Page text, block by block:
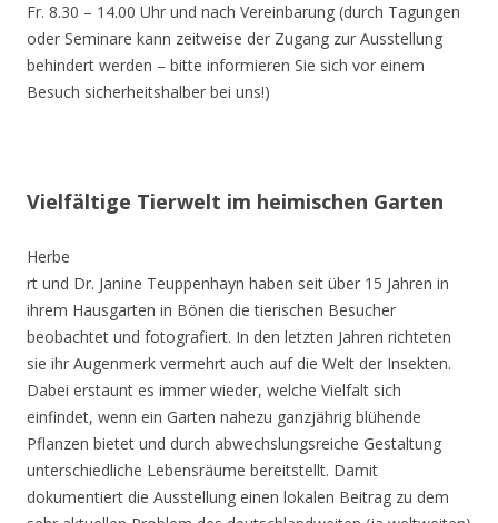
Fr. 8.30 – 14.00 Uhr und nach Vereinbarung (durch Tagungen
oder Seminare kann zeitweise der Zugang zur Ausstellung
behindert werden – bitte informieren Sie sich vor einem
Besuch sicherheitshalber bei uns!)
Vielfältige Tierwelt im heimischen Garten
Herbe
rt und Dr. Janine Teuppenhayn haben seit über 15 Jahren in
ihrem Hausgarten in Bönen die tierischen Besucher
beobachtet und fotografiert. In den letzten Jahren richteten
sie ihr Augenmerk vermehrt auch auf die Welt der Insekten.
Dabei erstaunt es immer wieder, welche Vielfalt sich
einfindet, wenn ein Garten nahezu ganzjährig blühende
Pflanzen bietet und durch abwechslungsreiche Gestaltung
unterschiedliche Lebensräume bereitstellt. Damit
dokumentiert die Ausstellung einen lokalen Beitrag zu dem